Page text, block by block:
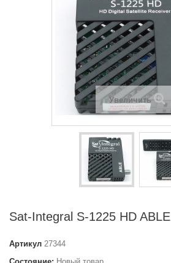
Увеличить
Sat-Integral S-1225 HD ABLE
Артикул 27344